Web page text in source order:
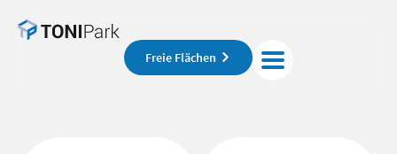
Freie Flächen